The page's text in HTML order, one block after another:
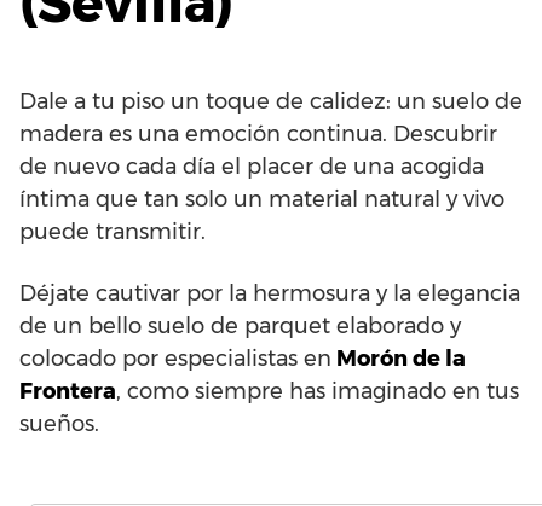
Dale a tu piso un toque de calidez: un suelo de
madera es una emoción continua. Descubrir
de nuevo cada día el placer de una acogida
íntima que tan solo un material natural y vivo
puede transmitir.
Déjate cautivar por la hermosura y la elegancia
de un bello suelo de parquet elaborado y
colocado por especialistas en Morón de la
Frontera, como siempre has imaginado en tus
sueños.